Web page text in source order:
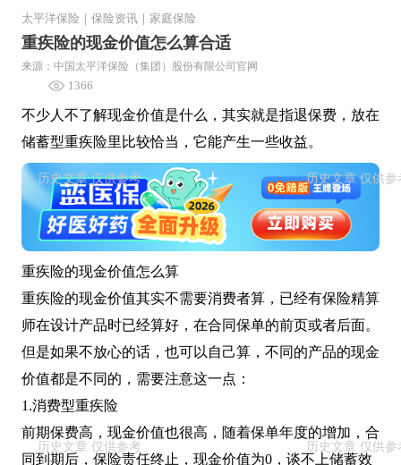
太平洋保险 保险资讯 家庭保险
重疾险的现金价值怎么算合适
来源：中国太平洋保险（集团）股份有限公司官网
1366
不少人不了解现金价值是什么，其实就是指退保费，放在
储蓄型重疾险里比较恰当，它能产生一些收益。
重疾险的现金价值怎么算
重疾险的现金价值其实不需要消费者算，已经有保险精算
师在设计产品时已经算好，在合同保单的前页或者后面。
但是如果不放心的话，也可以自己算，不同的产品的现金
价值都是不同的，需要注意这一点：
1.消费型重疾险
前期保费高，现金价值也很高，随着保单年度的增加，合
同到期后，保险责任终止，现金价值为0，谈不上储蓄效